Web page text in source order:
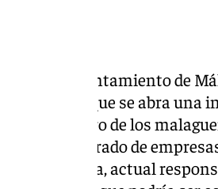
en el Ayuntamiento de
de la Torre, «que se abra
con dinero de los
, «un conglomerado de
Pineda, actual